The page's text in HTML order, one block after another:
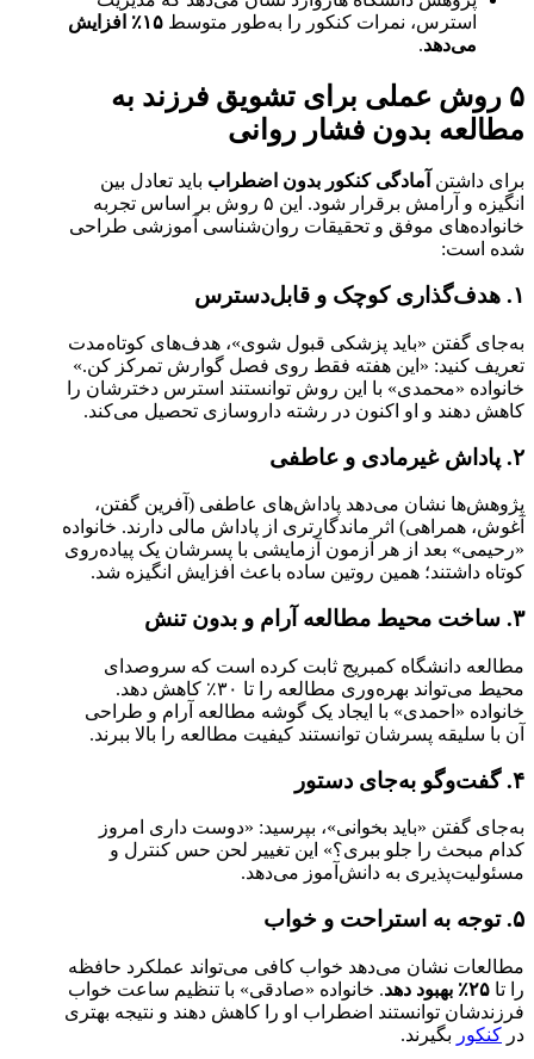
استرس، نمرات کنکور را به‌طور متوسط ۱۵٪ افزایش
می‌دهد.
۵ روش عملی برای تشویق فرزند به
مطالعه بدون فشار روانی
برای داشتن آمادگی کنکور بدون اضطراب باید تعادل بین
انگیزه و آرامش برقرار شود. این ۵ روش بر اساس تجربه
خانواده‌های موفق و تحقیقات روان‌شناسی آموزشی طراحی
شده است:
۱. هدف‌گذاری کوچک و قابل‌دسترس
به‌جای گفتن «باید پزشکی قبول شوی»، هدف‌های کوتاه‌مدت
تعریف کنید: «این هفته فقط روی فصل گوارش تمرکز کن.»
خانواده «محمدی» با این روش توانستند استرس دخترشان را
کاهش دهند و او اکنون در رشته داروسازی تحصیل می‌کند.
۲. پاداش غیرمادی و عاطفی
پژوهش‌ها نشان می‌دهد پاداش‌های عاطفی (آفرین گفتن،
آغوش، همراهی) اثر ماندگارتری از پاداش مالی دارند. خانواده
«رحیمی» بعد از هر آزمون آزمایشی با پسرشان یک پیاده‌روی
کوتاه داشتند؛ همین روتین ساده باعث افزایش انگیزه شد.
۳. ساخت محیط مطالعه آرام و بدون تنش
مطالعه دانشگاه کمبریج ثابت کرده است که سروصدای
محیط می‌تواند بهره‌وری مطالعه را تا ۳۰٪ کاهش دهد.
خانواده «احمدی» با ایجاد یک گوشه مطالعه آرام و طراحی
آن با سلیقه پسرشان توانستند کیفیت مطالعه را بالا ببرند.
۴. گفت‌وگو به‌جای دستور
به‌جای گفتن «باید بخوانی»، بپرسید: «دوست داری امروز
کدام مبحث را جلو ببری؟» این تغییر لحن حس کنترل و
مسئولیت‌پذیری به دانش‌آموز می‌دهد.
۵. توجه به استراحت و خواب
مطالعات نشان می‌دهد خواب کافی می‌تواند عملکرد حافظه
را تا ۲۵٪ بهبود دهد. خانواده «صادقی» با تنظیم ساعت خواب
فرزندشان توانستند اضطراب او را کاهش دهند و نتیجه بهتری
در کنکور بگیرند.